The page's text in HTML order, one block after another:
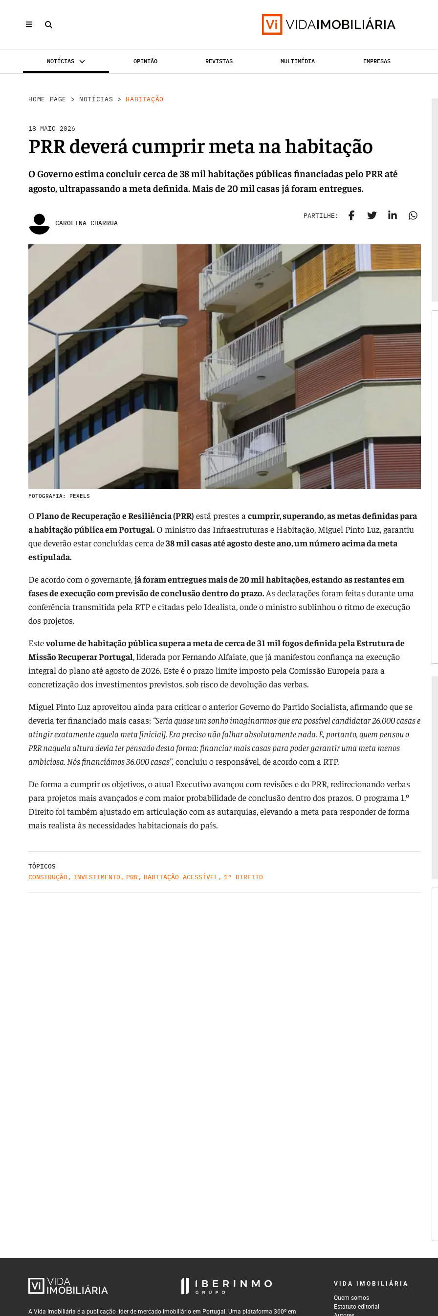
NOTÍCIAS OPINIÃO REVISTAS MULTIMÉDIA EMPRESAS
HOME PAGE > NOTÍCIAS > HABITAÇÃO
18 MAIO 2026
PRR deverá cumprir meta na habitação
O Governo estima concluir cerca de 38 mil habitações públicas financiadas pelo PRR até
agosto, ultrapassando a meta definida. Mais de 20 mil casas já foram entregues.
CAROLINA CHARRUA
PARTILHE:
FOTOGRAFIA: PEXELS
OPlano de Recuperação e Resiliência (PRR) está prestes acumprir, superando, as metas definidas para
a habitação pública em Portugal.O ministro das Infraestruturas e Habitação, Miguel Pinto Luz, garantiu
que deverão estar concluídas cerca de38 mil casas até agosto deste ano, um número acima da meta
estipulada.
De acordo com o governante,já foram entregues mais de 20 mil habitações, estando as restantes em
fases de execução com previsão de conclusão dentro do prazo. As declarações foram feitas durante uma
conferência transmitida pela RTP e citadas pelo Idealista, onde o ministro sublinhou o ritmo de execução
dos projetos.
Estevolume de habitação pública supera a meta de cerca de 31 mil fogos definida pela Estrutura de
Missão Recuperar Portugal , liderada por Fernando Alfaiate, que já manifestou confiança na execução
integral do plano até agosto de 2026. Este é o prazo limite imposto pela Comissão Europeia para a
concretização dos investimentos previstos, sob risco de devolução das verbas.
Miguel Pinto Luz aproveitou ainda para criticar o anterior Governo do Partido Socialista, afirmando que se
deveria ter financiado mais casas: “Seria quase um sonho imaginarmos que era possível candidatar 26.000 casas e
atingir exatamente aquela meta [inicial]. Era preciso não falhar absolutamente nada. E, portanto, quem pensou o
PRR naquela altura devia ter pensado desta forma: financiar mais casas para poder garantir uma meta menos
ambiciosa. Nós financiámos 36.000 casas”, concluiu o responsável, de acordo com a RTP.
De forma a cumprir os objetivos, o atual Executivo avançou com revisões e do PRR, redirecionando verbas
para projetos mais avançados e com maior probabilidade de conclusão dentro dos prazos. O programa 1.º
Direito foi também ajustado em articulação com as autarquias, elevando a meta para responder de forma
mais realista às necessidades habitacionais do país.
TÓPICOS
CONSTRUÇÃO, INVESTIMENTO, PRR, HABITAÇÃO ACESSÍVEL , 1º DIREITO
A Vida Imobiliária é a publicação líder de mercado imobiliário em Portugal. Uma plataforma 360º em
VIDA IMOBILIÁRIA
Quem somos
Estatuto editorial